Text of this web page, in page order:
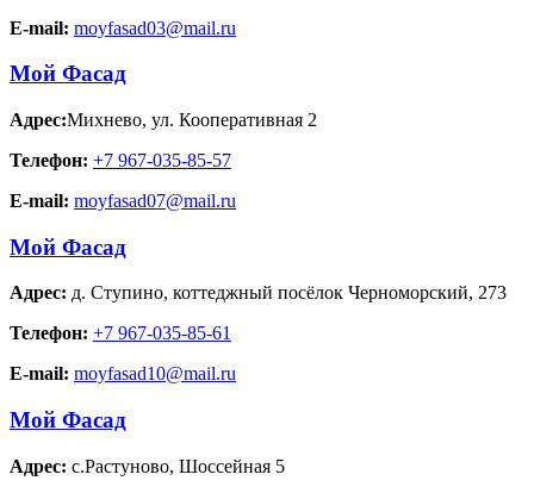
E-mail: moyfasad03@mail.ru
Мой Фасад
Адрес:Михнево, ул. Кооперативная 2
Телефон: +7 967-035-85-57
E-mail: moyfasad07@mail.ru
Мой Фасад
Адрес: д. Ступино, коттеджный посёлок Черноморский, 273
Телефон: +7 967-035-85-61
E-mail: moyfasad10@mail.ru
Мой Фасад
Адрес: с.Растуново, Шоссейная 5